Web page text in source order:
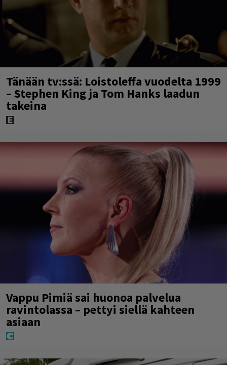
Tänään tv:ssä: Loistoleffa vuodelta 1999
– Stephen King ja Tom Hanks laadun
takeina
Vappu Pimiä sai huonoa palvelua
ravintolassa – pettyi siellä kahteen
asiaan